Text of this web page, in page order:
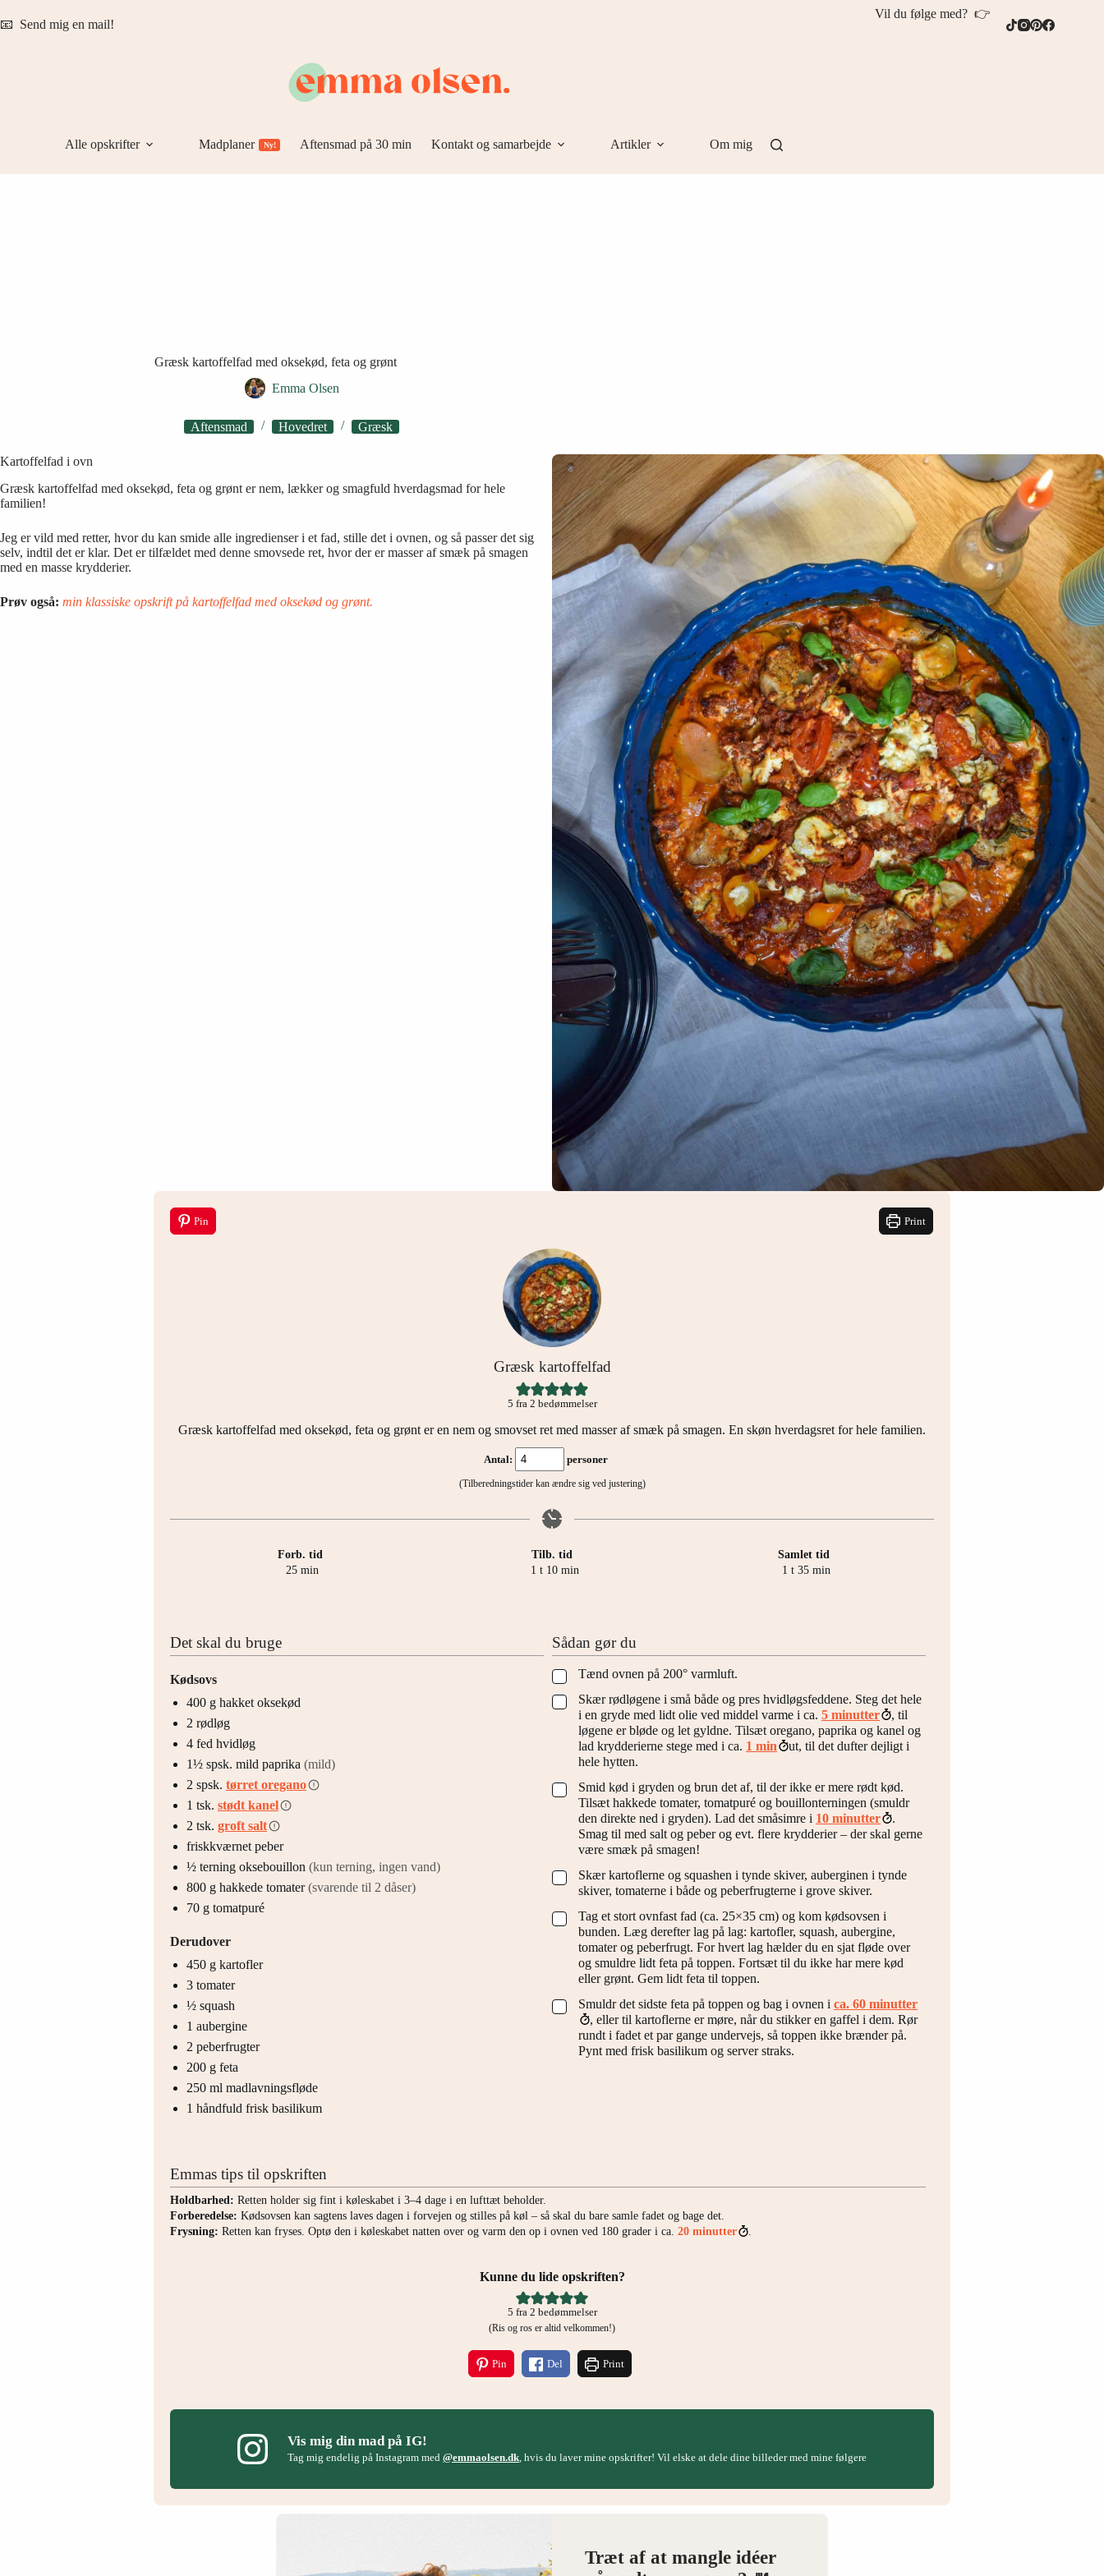
til
📧 Send mig en mail!
Vil du følge med? 👉
Alle opskrifter Madplaner Ny! Aftensmad på 30 min Kontakt og samarbejde Artikler Om mig
Græsk kartoffelfad med oksekød, feta og grønt
Emma Olsen
Aftensmad Hovedret Græsk
Kartoffelfad i ovn
Græsk kartoffelfad med oksekød, feta og grønt er nem, lækker og smagfuld hverdagsmad for hele
familien!
Jeg er vild med retter, hvor du kan smide alle ingredienser i et fad, stille det i ovnen, og så passer det sig
selv, indtil det er klar. Det er tilfældet med denne smovsede ret, hvor der er masser af smæk på smagen
med en masse krydderier.
Prøv også: min klassiske opskrift på kartoffelfad med oksekød og grønt.
Pin Print
Græsk kartoffelfad
5 fra 2 bedømmelser
Græsk kartoffelfad med oksekød, feta og grønt er en nem og smovset ret med masser af smæk på smagen. En skøn hverdagsret for hele familien.
Antal: personer
(Tilberedningstider kan ændre sig ved justering)
Forb. tid
25minutter
min
Tilb. tid
1 time
t 10minutter
min
Samlet tid
1 time
t 35minutter
min
Det skal du bruge
Kødsovs
400 g hakket oksekød
2 rødløg
4 fed hvidløg
1½ spsk. mild paprika (mild)
2 spsk. tørret oregano
1 tsk. stødt kanel
2 tsk. groft salt
friskkværnet peber
½ terning oksebouillon (kun terning, ingen vand)
800 g hakkede tomater (svarende til 2 dåser)
70 g tomatpuré
Derudover
450 g kartofler
3 tomater
½ squash
1 aubergine
2 peberfrugter
200 g feta
250 ml madlavningsfløde
1 håndfuld frisk basilikum
Sådan gør du
▢
Tænd ovnen på 200° varmluft.
▢
Skær rødløgene i små både og pres hvidløgsfeddene. Steg det hele
i en gryde med lidt olie ved middel varme i ca. 5 minutter
, til
løgene er bløde og let gyldne. Tilsæt oregano, paprika og kanel og
lad krydderierne stege med i ca. 1 min
ut, til det dufter dejligt i
hele hytten.
▢
Smid kød i gryden og brun det af, til der ikke er mere rødt kød.
Tilsæt hakkede tomater, tomatpuré og bouillonterningen (smuldr
den direkte ned i gryden). Lad det småsimre i 10 minutter
.
Smag til med salt og peber og evt. flere krydderier – der skal gerne
være smæk på smagen!
▢
Skær kartoflerne og squashen i tynde skiver, auberginen i tynde
skiver, tomaterne i både og peberfrugterne i grove skiver.
▢
Tag et stort ovnfast fad (ca. 25×35 cm) og kom kødsovsen i
bunden. Læg derefter lag på lag: kartofler, squash, aubergine,
tomater og peberfrugt. For hvert lag hælder du en sjat fløde over
og smuldre lidt feta på toppen. Fortsæt til du ikke har mere kød
eller grønt. Gem lidt feta til toppen.
▢
Smuldr det sidste feta på toppen og bag i ovnen i ca. 60 minutter
, eller til kartoflerne er møre, når du stikker en gaffel i dem. Rør
rundt i fadet et par gange undervejs, så toppen ikke brænder på.
Pynt med frisk basilikum og server straks.
Emmas tips til opskriften
Holdbarhed: Retten holder sig fint i køleskabet i 3–4 dage i en lufttæt beholder.
Forberedelse: Kødsovsen kan sagtens laves dagen i forvejen og stilles på køl – så skal du bare samle fadet og bage det.
Frysning: Retten kan fryses. Optø den i køleskabet natten over og varm den op i ovnen ved 180 grader i ca. 20 minutter .
Kunne du lide opskriften?
5 fra 2 bedømmelser
(Ris og ros er altid velkommen!)
Pin Del Print
Vis mig din mad på IG!
Tag mig endelig på Instagram med@emmaolsen.dk, hvis du laver mine opskrifter! Vil elske at dele dine billeder med mine følgere
Træt af at mangle idéer